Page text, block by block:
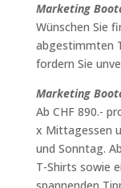
Marketing
Wünschen Sie
abgestimmten
fordern Sie
Marketing
Ab CHF 890.-
x Mittagessen
und Sonntag.
T-Shirts sowie